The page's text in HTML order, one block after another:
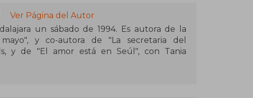
Ver Página del Autor
un sábado de 1994. Es autora de la
y co-autora de "La secretaria del
y de "El amor está en Seúl", con Tania